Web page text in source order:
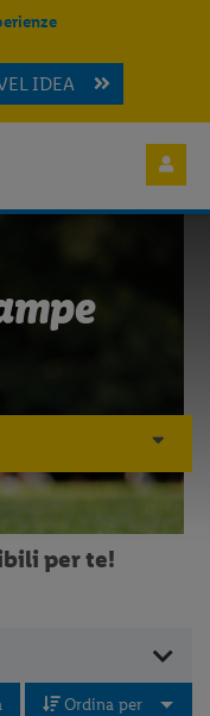
IDEA
per te!
Ordina per